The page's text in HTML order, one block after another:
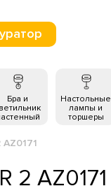
Бра и
Настольные
лампы и
торшеры
2 AZ0171